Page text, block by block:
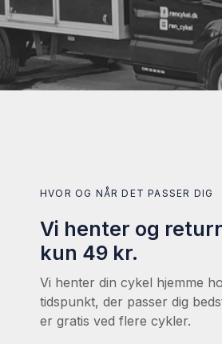
HVOR OG NÅR DET PASSER DIG
Vi henter og
kun 49 kr.
Vi henter din cykel hjemme
tidspunkt, der passer dig
er gratis ved flere cykler.